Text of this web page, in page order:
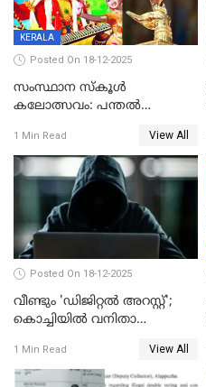
KERALA
Posted On 18-12-2025
സംസ്ഥാന സ്കൂൾ
കലോത്സവം: പന്തൽ
1 Min Read View All
Posted On 18-12-2025
വീണ്ടും 'ഡിജിറ്റല്‍ അറസ്റ്റ്';
കൊച്ചിയില്‍ വനിതാ
കോടി രൂപ
1 Min Read View All